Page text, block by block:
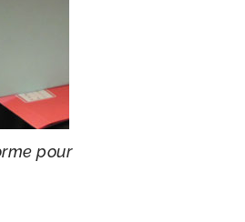
pour